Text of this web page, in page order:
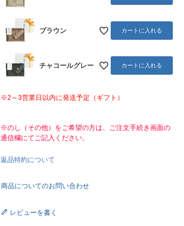
ブラウン カートに入れる
チャコールグレー カートに入れる
※2～3営業日以内に発送予定（ギフト）
※のし（その他）をご希望の方は、ご注文手続き画面の
通信欄にてご記入ください。
返品特約について
商品についてのお問い合わせ
レビューを書く